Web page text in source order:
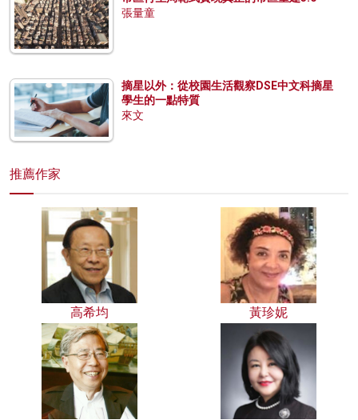
張量童
摘星以外：從校園生活觀察DSE中文科摘星
學生的一點特質
來文
推薦作家
高希均 黃珍妮